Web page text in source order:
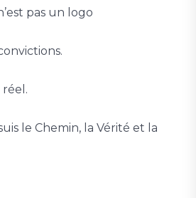
pas un logo
réel.
le Chemin, la Vérité et la